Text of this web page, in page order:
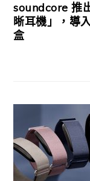
soundcore 推
晰耳機」，導
盒